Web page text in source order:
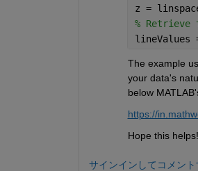
z =
%
The example
your data's
below
https://
Hope this helps!
サインインしてコメント